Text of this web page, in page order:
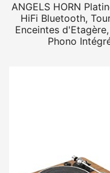
ANGELS HORN
HiFi Bluetooth,
Enceintes
Phono